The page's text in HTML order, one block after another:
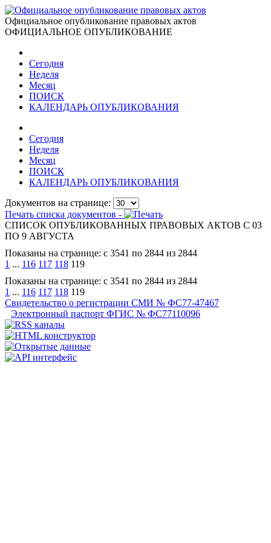
Официальное опубликование правовых актов
ОФИЦИАЛЬНОЕ ОПУБЛИКОВАНИЕ
Сегодня
Неделя
Месяц
ПОИСК
КАЛЕНДАРЬ ОПУБЛИКОВАНИЯ
Сегодня
Неделя
Месяц
ПОИСК
КАЛЕНДАРЬ ОПУБЛИКОВАНИЯ
Документов на странице:
Печать списка документов -
СПИСОК ОПУБЛИКОВАННЫХ ПРАВОВЫХ АКТОВ С 03
ПО 9 АВГУСТА
Показаны на странице: с 3541 по 2844 из 2844
1 ... 116 117 118 119
Показаны на странице: с 3541 по 2844 из 2844
1 ... 116 117 118 119
Свидетельство о регистрации СМИ № ФС77-47467
Электронный паспорт ФГИС № ФС77110096